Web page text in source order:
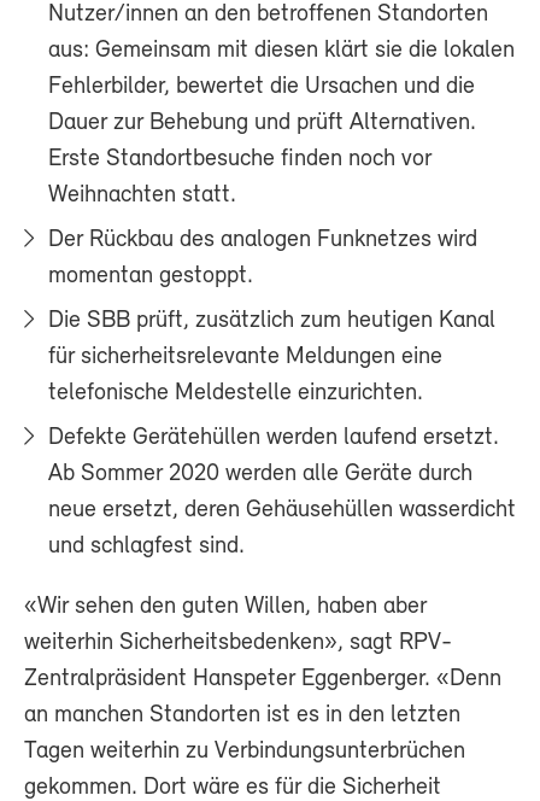
Nutzer/innen an den betroffenen Standorten
aus: Gemeinsam mit diesen klärt sie die lokalen
Fehlerbilder, bewertet die Ursachen und die
Dauer zur Behebung und prüft Alternativen.
Erste Standortbesuche finden noch vor
Weihnachten statt.
Der Rückbau des analogen Funknetzes wird
momentan gestoppt.
Die SBB prüft, zusätzlich zum heutigen Kanal
für sicherheitsrelevante Meldungen eine
telefonische Meldestelle einzurichten.
Defekte Gerätehüllen werden laufend ersetzt.
Ab Sommer 2020 werden alle Geräte durch
neue ersetzt, deren Gehäusehüllen wasserdicht
und schlagfest sind.
«Wir sehen den guten Willen, haben aber
weiterhin Sicherheitsbedenken», sagt RPV-
Zentralpräsident Hanspeter Eggenberger. «Denn
an manchen Standorten ist es in den letzten
Tagen weiterhin zu Verbindungsunterbrüchen
gekommen. Dort wäre es für die Sicherheit